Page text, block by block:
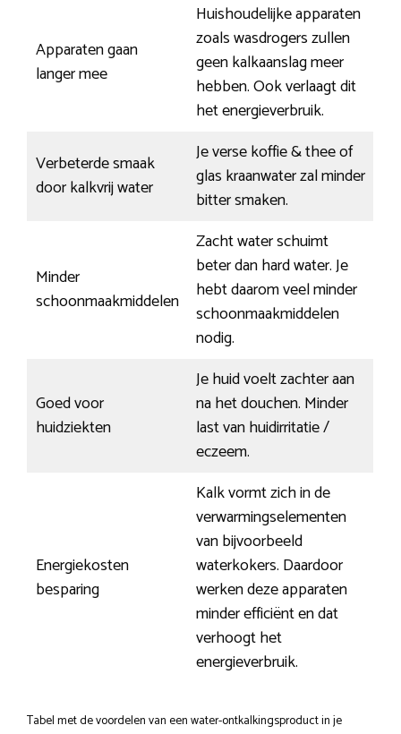
Apparaten gaan
langer mee
Huishoudelijke apparaten
zoals wasdrogers zullen
geen kalkaanslag meer
hebben. Ook verlaagt dit
het energieverbruik.
Verbeterde smaak
door kalkvrij water
Je verse koffie & thee of
glas kraanwater zal minder
bitter smaken.
Minder
schoonmaakmiddelen
Zacht water schuimt
beter dan hard water. Je
hebt daarom veel minder
schoonmaakmiddelen
nodig.
Goed voor
huidziekten
Je huid voelt zachter aan
na het douchen. Minder
last van huidirritatie /
eczeem.
Energiekosten
besparing
Kalk vormt zich in de
verwarmingselementen
van bijvoorbeeld
waterkokers. Daardoor
werken deze apparaten
minder efficiënt en dat
verhoogt het
energieverbruik.
Tabel met de voordelen van een water-ontkalkingsproduct in je